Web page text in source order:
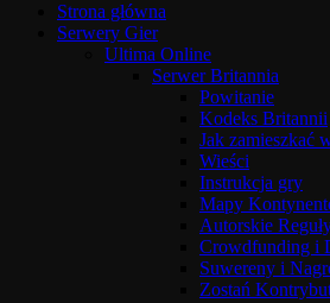
Strona główna
Serwery Gier
Ultima Online
Serwer Britannia
Powitanie
Kodeks Britannii
Jak zamieszkać
Wieści
Instrukcja gry
Mapy
Autorskie
Crowdfunding i
Suwereny i
Zostań